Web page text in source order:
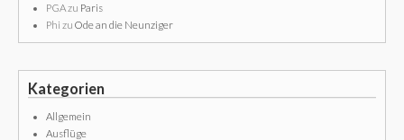
PGAzu Paris
Phi zu Ode an die Neunziger
Kategorien
Allgemein
Ausflüge